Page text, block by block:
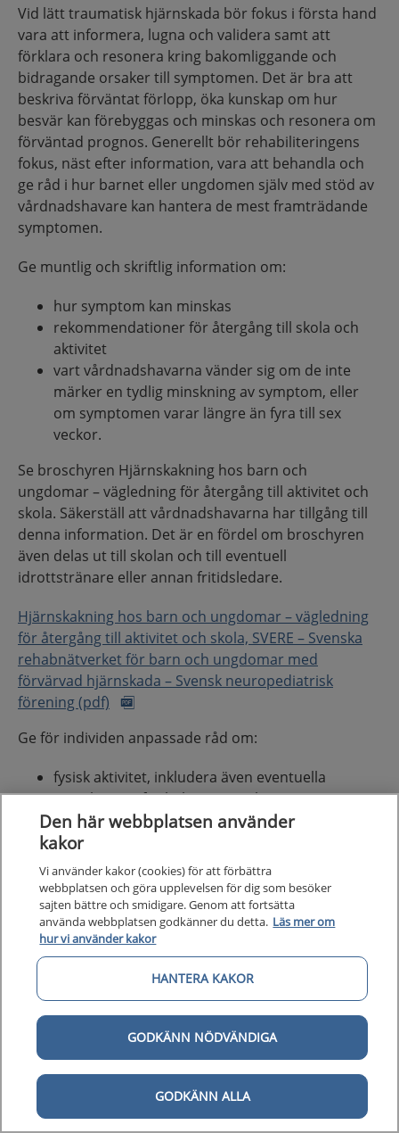
Vid lätt traumatisk hjärnskada bör fokus i första hand
vara att informera, lugna och validera samt att
förklara och resonera kring bakomliggande och
bidragande orsaker till symptomen. Det är bra att
beskriva förväntat förlopp, öka kunskap om hur
besvär kan förebyggas och minskas och resonera om
förväntad prognos. Generellt bör rehabiliteringens
fokus, näst efter information, vara att behandla och
ge råd i hur barnet eller ungdomen själv med stöd av
vårdnadshavare kan hantera de mest framträdande
symptomen.
Ge muntlig och skriftlig information om:
hur symptom kan minskas
rekommendationer för återgång till skola och
aktivitet
vart vårdnadshavarna vänder sig om de inte
märker en tydlig minskning av symptom, eller
om symptomen varar längre än fyra till sex
veckor.
Se broschyren Hjärnskakning hos barn och
ungdomar – vägledning för återgång till aktivitet och
skola. Säkerställ att vårdnadshavarna har tillgång till
denna information. Det är en fördel om broschyren
även delas ut till skolan och till eventuell
idrottstränare eller annan fritidsledare.
Hjärnskakning hos barn och ungdomar – vägledning
för återgång till aktivitet och skola, SVERE – Svenska
rehabnätverket för barn och ungdomar med
förvärvad hjärnskada – Svensk neuropediatrisk
förening (pdf)
Ge för individen anpassade råd om:
fysisk aktivitet, inkludera även eventuella
restriktioner för belastning och träning
avseende andra skador eller sjukdomar och för
att förebygga ny skada
aktivitetsbalans och stimulisanering för att
hantera besvär med mental uttröttbarhet
skärmaktivitet; måttlig användning av
skärmaktivitet rekommenderas (behöver ej
avstå helt efter initial vila)
återgång till och deltagande i samspel med
anpassningar kring kognitiva symptom och
uttröttbarhet, skriv intyg vid behov
återgång till kontaktidrott och högintensiv
idrott.
Bedöm, baserat på anamnestiska uppgifter och fynd i
Den här webbplatsen använder
kakor
Vi använder kakor (cookies) för att förbättra
webbplatsen och göra upplevelsen för dig som besöker
sajten bättre och smidigare. Genom att fortsätta
använda webbplatsen godkänner du detta. Läs mer om
hur vi använder kakor
HANTERA KAKOR
GODKÄNN NÖDVÄNDIGA
GODKÄNN ALLA